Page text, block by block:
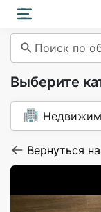
Поиск по
Выберите
Вернуться